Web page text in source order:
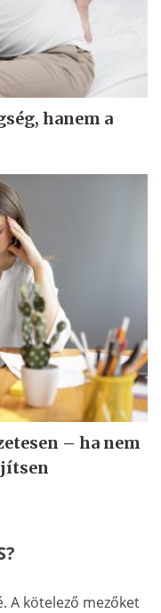
hanem a
– ha nem
A kötelező mezőket